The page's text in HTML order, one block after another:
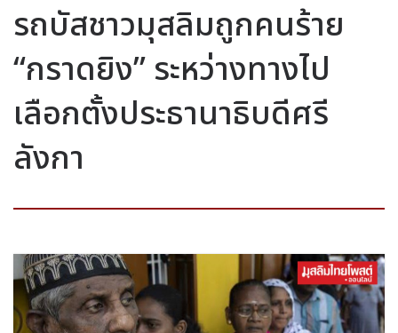
รถบัสชาวมุสลิมถูกคนร้าย
“กราดยิง” ระหว่างทางไป
เลือกตั้งประธานาธิบดีศรี
ลังกา